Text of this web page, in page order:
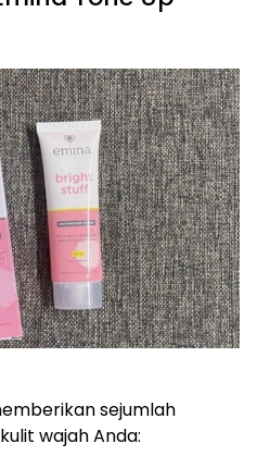
sejumlah
wajah Anda: